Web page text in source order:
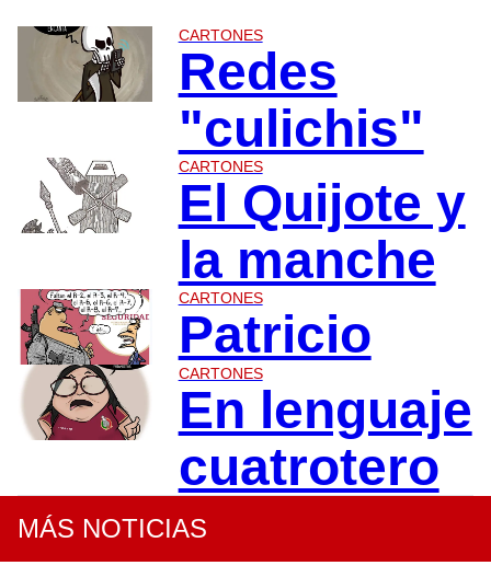
CARTONES
Redes
"culichis"
CARTONES
El Quijote y
la manche
CARTONES
Patricio
CARTONES
En lenguaje
cuatrotero
MÁS NOTICIAS